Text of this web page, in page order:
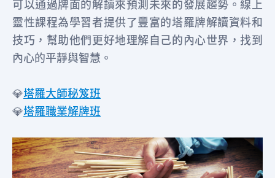
可以通過牌面的解讀來預測未來的發展趨勢。線上
靈性課程為學習者提供了豐富的塔羅牌解讀資料和
技巧，幫助他們更好地理解自己的內心世界，找到
內心的平靜與智慧。
💎塔羅大師秘笈班
💎塔羅職業解牌班